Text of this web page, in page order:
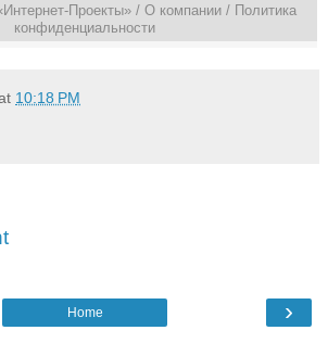
Проекты» / О компании / Политика
конфиденциальности
10:18 PM
›
Home